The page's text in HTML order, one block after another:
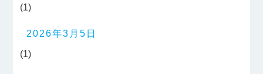
(1)
2026年3月5日
(1)